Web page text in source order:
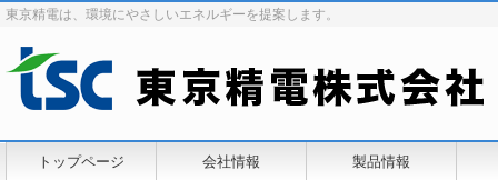
東京精電は、環境にやさしいエネルギーを提案します。
トップページ 会社情報 製品情報